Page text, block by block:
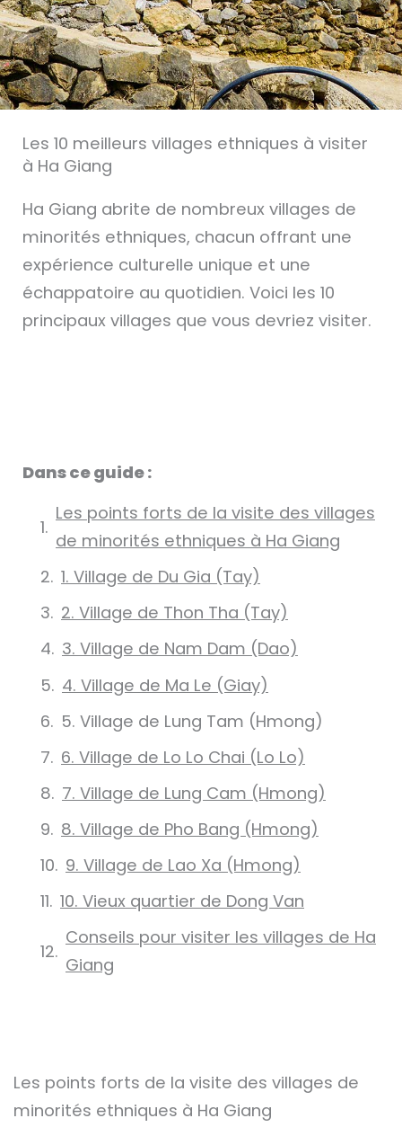
Les 10 meilleurs villages ethniques à visiter
à Ha Giang
Ha Giang abrite de nombreux villages de
minorités ethniques, chacun offrant une
expérience culturelle unique et une
échappatoire au quotidien. Voici les 10
principaux villages que vous devriez visiter.
Dans ce guide :
Les points forts de la visite des villages
de minorités ethniques à Ha Giang
1. Village de Du Gia (Tay)
2. Village de Thon Tha (Tay)
3. Village de Nam Dam (Dao)
4. Village de Ma Le (Giay)
5. Village de Lung Tam (Hmong)
6. Village de Lo Lo Chai (Lo Lo)
7. Village de Lung Cam (Hmong)
8. Village de Pho Bang (Hmong)
9. Village de Lao Xa (Hmong)
10. Vieux quartier de Dong Van
Conseils pour visiter les villages de Ha
Giang
Les points forts de la visite des villages de
minorités ethniques à Ha Giang